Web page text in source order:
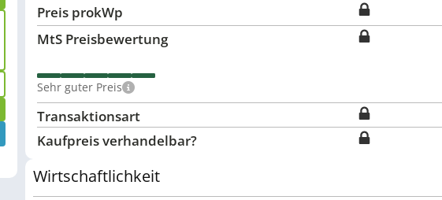
Preis prokWp
MtS Preisbewertung
Sehr guter Preis
Transaktionsart
Kaufpreis verhandelbar?
Wirtschaftlichkeit